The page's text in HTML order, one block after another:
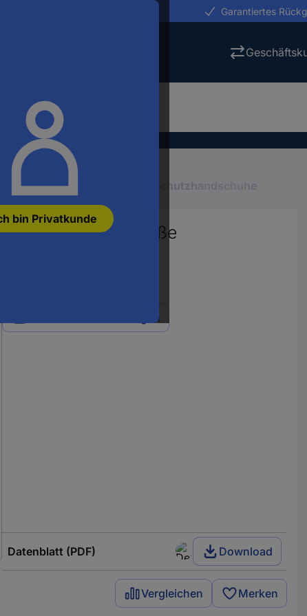
bin Privatkunde
Garantiertes
Schutzhandschuhe Schnitt-Schutzhandschuhe
Größe
Alle 5 Varianten anzeigen
Datenblatt (PDF) Download
Vergleichen Merken